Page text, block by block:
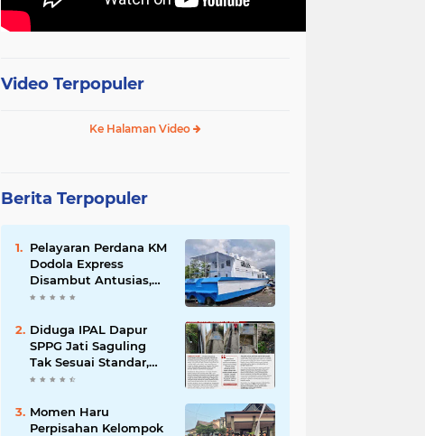
Video Terpopuler
Ke Halaman Video
Berita Terpopuler
Pelayaran Perdana KM
Dodola Express
Disambut Antusias,
Baling-Baling Segera
Diduga IPAL Dapur
SPPG Jati Saguling
Tak Sesuai Standar,
Warga Keluhkan
Mengalir ke Sungai
Momen Haru
Perpisahan Kelompok